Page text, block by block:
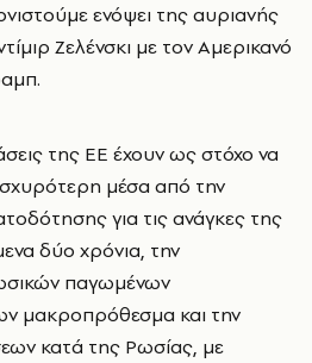
ενόψει της αυριανής
Ζελένσκι με τον Αμερικανό
της ΕΕ έχουν ως στόχο να
μέσα από την
για τις ανάγκες της
δύο χρόνια, την
παγωμένων
μακροπρόθεσμα και την
κατά της Ρωσίας, με